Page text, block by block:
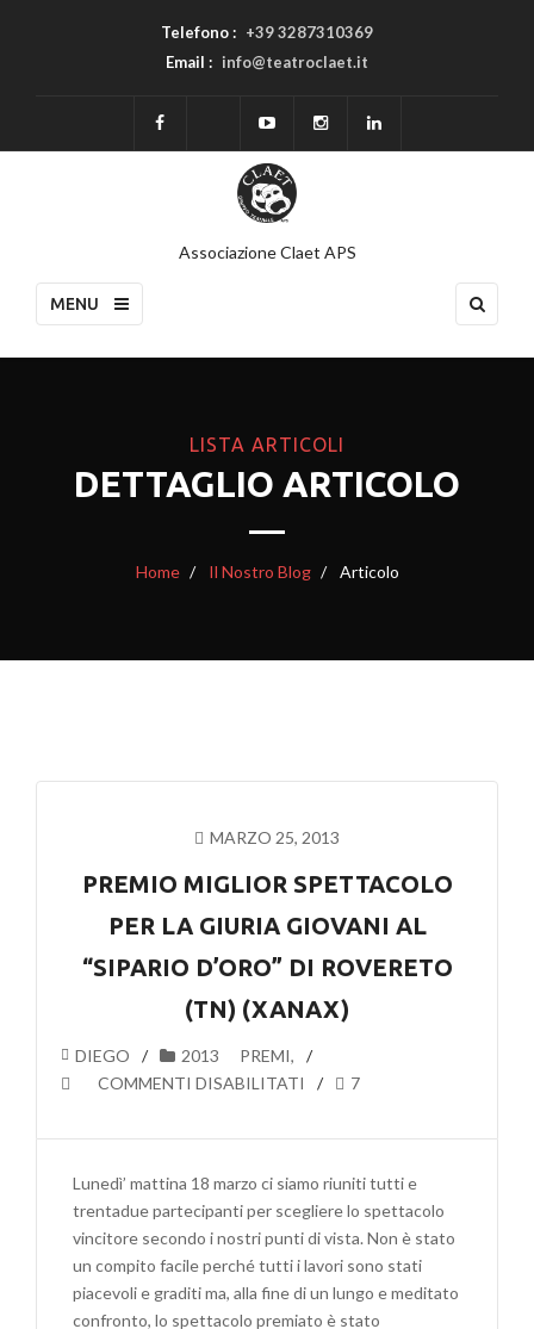
Telefono : +39 3287310369
Email : info@teatroclaet.it
Associazione Claet APS
MENU
LISTA ARTICOLI
DETTAGLIO ARTICOLO
Home Il Nostro Blog Articolo
MARZO 25, 2013
PREMIO MIGLIOR SPETTACOLO
PER LA GIURIA GIOVANI AL
“SIPARIO D’ORO” DI ROVERETO
(TN) (XANAX)
DIEGO 2013 ,
PREMI
COMMENTI DISABILITATI
SU
MIGLIOR
PER
LA
GIURIA
GIOVANI
AL
7
Lunedì’ mattina 18 marzo ci siamo riuniti tutti e
trentadue partecipanti per scegliere lo spettacolo
vincitore secondo i nostri punti di vista. Non è stato
un compito facile perché tutti i lavori sono stati
piacevoli e graditi ma, alla fine di un lungo e meditato
confronto, lo spettacolo premiato è stato